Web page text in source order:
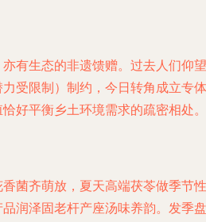
有生态的非遗馈赠。过去人们仰望
受限制）制约，今日转角成立专体
好平衡乡土环境需求的疏密相处。
菌齐萌放，夏天高端茯苓做季节性
润泽固老杆产座汤味养韵。发季盘